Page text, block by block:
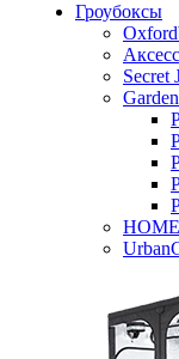
Гроубоксы
Secret